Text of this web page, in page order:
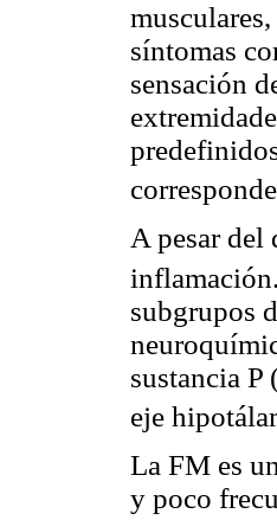
síntomas
sensación
A pesar del
inflamación.
subgrupos
sustancia
eje
La FM es
y poco